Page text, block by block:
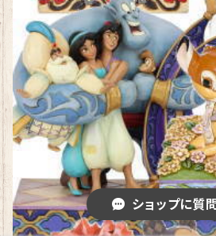
ショップに質